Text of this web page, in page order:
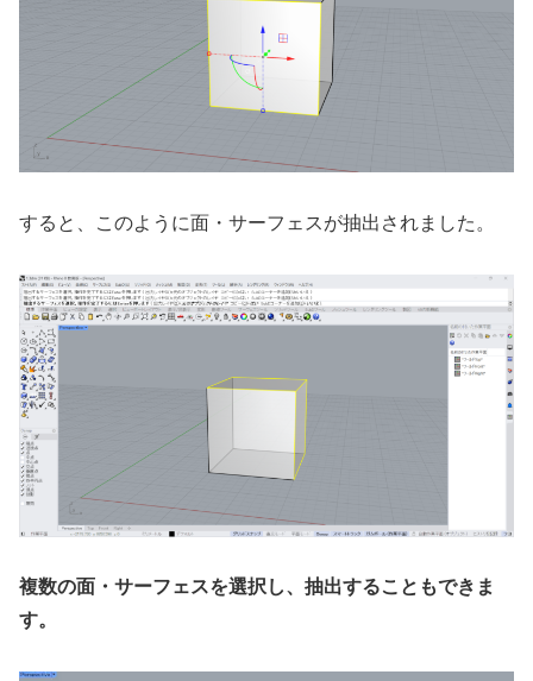
すると、このように面・サーフェスが抽出されました。
複数の面・サーフェスを選択し、抽出することもできま
す。